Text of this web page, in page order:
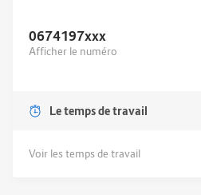
0674197xxx
Afficher le numéro
Le temps de travail
Voir les temps de travail